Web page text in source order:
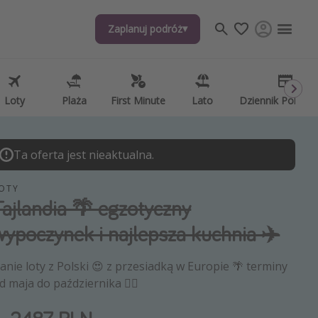
Zaplanuj podróż
Loty Plaża First Minute Lato Dziennik
ciekawostki, porady podróżnicze
aplikacje podróżnicze
Ta oferta jest nieaktualna.
🌴 egzotyczny
i najlepsza kuchnia ✈️
loty z Polski 😍 z przesiadką w Europie 🌴 terminy
maja do października ❤️‍🔥